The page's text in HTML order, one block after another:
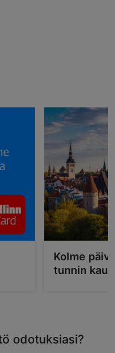
Kolme
tunnin
odotuksiasi?